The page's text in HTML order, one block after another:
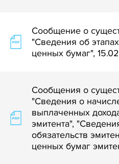
Сообщение о
"Сведения об
ценных бумаг",
Сообщения о
"Сведения о
выплаченных
эмитента",
обязательств
ценных бумаг